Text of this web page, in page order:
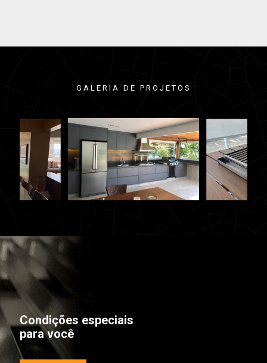
GALERIA DE PROJETOS
Condições especiais
para você